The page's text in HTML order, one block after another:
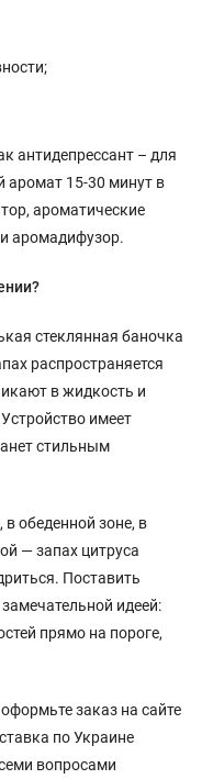
антидепрессант – для
аромат 15-30 минут в
ароматические
аромадифузор.
стеклянная баночка
распространяется
в жидкость и
имеет
стильным
обеденной зоне, в
— запах цитруса
Поставить
идеей:
прямо на пороге,
заказ на сайте
по Украине
вопросами